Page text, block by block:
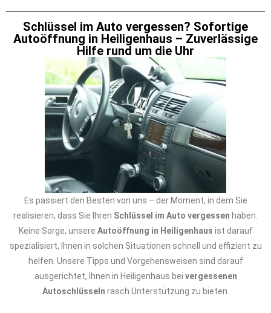
Schlüssel im Auto vergessen? Sofortige
Autoöffnung in Heiligenhaus – Zuverlässige
Hilfe rund um die Uhr
Es passiert den Besten von uns – der Moment, in dem Sie
realisieren, dass Sie Ihren Schlüssel im Auto vergessen haben.
Keine Sorge, unsere Autoöffnung in Heiligenhaus ist darauf
spezialisiert, Ihnen in solchen Situationen schnell und effizient zu
helfen. Unsere Tipps und Vorgehensweisen sind darauf
ausgerichtet, Ihnen in Heiligenhaus bei vergessenen
Autoschlüsseln rasch Unterstützung zu bieten.